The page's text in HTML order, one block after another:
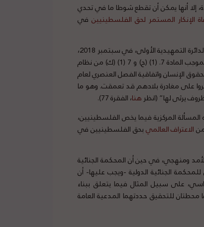
إلا أنها يمكن أن تقطع شوطا ما في تحدي
الإنكار المستمر لحق الفلسطينيين في
وعلى وجه الخصوص، فيما يتعلق بالوضع في بنغلاديش/ميانمار، أقرت نفس الدائرة التمهيدية الأولى، في سبتمبر 2018،
بأن الحرمان من حق العودة لشعب الروهينجا قد يشكل جريمة ضد الإنسانية بموجب المادة 7. (1) (ح) و 7 (1) (ك) من نظام
الإنسان واتفاقية الفصل العنصري لعام
على مغادرة بلادهم قد تعمقت. وهو ما
يرثى لها” (انظر هنا، الفقرة 77).
المركزية فيما يخص الفلسطينيين،
الاعترافالعالميبحق الفلسطينيين في
ومنهجي، في حين أن المحكمة الجنائية
الجنائية الدولية -ويجب عليها- أن
على سبيل المثال فيما يتعلق ببناء
محطتان للتحقيق حددتهما المدعية العامة